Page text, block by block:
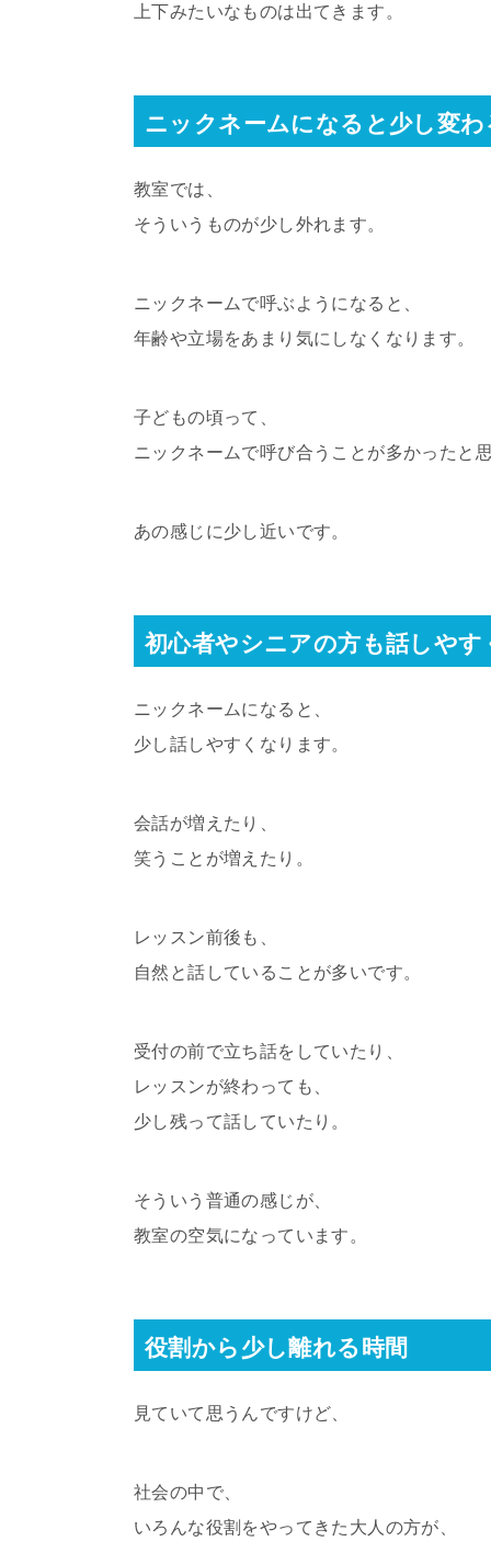
上下みたいなものは出てきます。
ニックネームになると少し変わ
教室では、
そういうものが少し外れます。
ニックネームで呼ぶようになると、
年齢や立場をあまり気にしなくなります。
子どもの頃って、
ニックネームで呼び合うことが多かったと
あの感じに少し近いです。
初心者やシニアの方も話しやす
ニックネームになると、
少し話しやすくなります。
会話が増えたり、
笑うことが増えたり。
レッスン前後も、
自然と話していることが多いです。
受付の前で立ち話をしていたり、
レッスンが終わっても、
少し残って話していたり。
そういう普通の感じが、
教室の空気になっています。
役割から少し離れる時間
見ていて思うんですけど、
社会の中で、
いろんな役割をやってきた大人の方が、